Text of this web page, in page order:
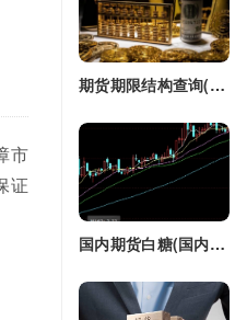
市
证
期货期限结构查询(期货期限结构)
国内期货白糖(国内期货白糖合约是怎么交割)